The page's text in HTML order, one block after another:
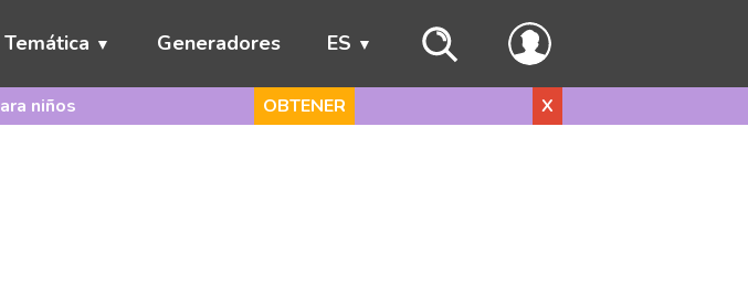
Temática Generadores ES
niños OBTENER X